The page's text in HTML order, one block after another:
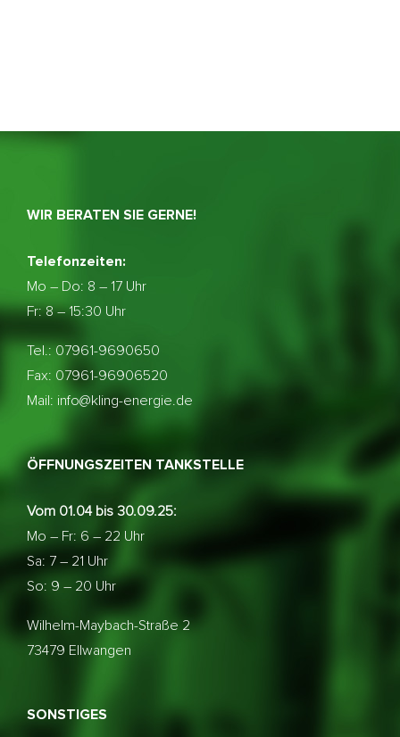
WIR BERATEN SIE GERNE!
Telefonzeiten:
Mo – Do: 8 – 17 Uhr
Fr: 8 – 15:30 Uhr
Tel.: 07961-9690650
Fax: 07961-96906520
Mail: info@kling-energie.de
ÖFFNUNGSZEITEN TANKSTELLE
Vom 01.04 bis 30.09.25:
Mo – Fr: 6 – 22 Uhr
Sa: 7 – 21 Uhr
So: 9 – 20 Uhr
Wilhelm-Maybach-Straße 2
73479 Ellwangen
SONSTIGES